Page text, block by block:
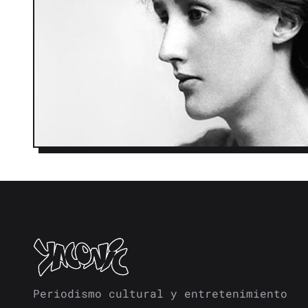
Periodismo cultural y entretenimiento